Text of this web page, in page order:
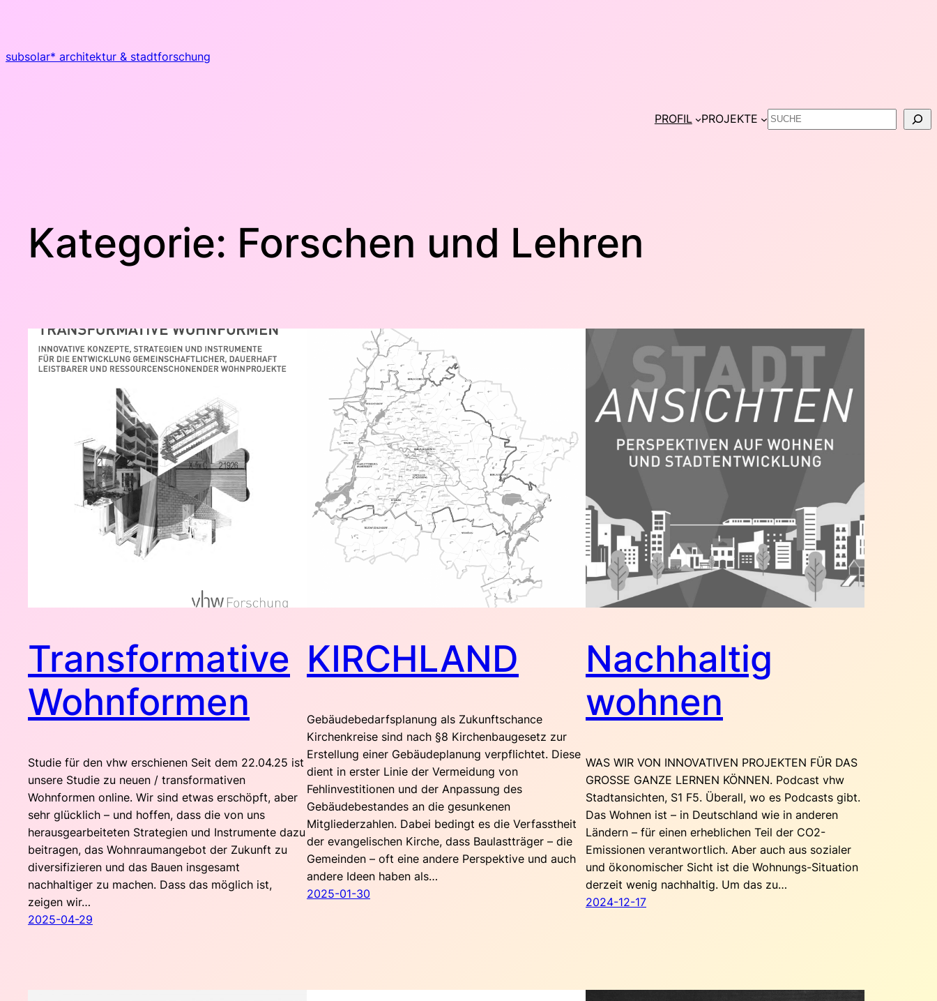
subsolar* architektur & stadtforschung
PROFIL PROJEKTE Suchen
Kategorie: Forschen und Lehren
Transformative
Wohnformen
Studie für den vhw erschienen Seit dem 22.04.25 ist
unsere Studie zu neuen / transformativen
Wohnformen online. Wir sind etwas erschöpft, aber
sehr glücklich – und hoffen, dass die von uns
herausgearbeiteten Strategien und Instrumente dazu
beitragen, das Wohnraumangebot der Zukunft zu
diversifizieren und das Bauen insgesamt
nachhaltiger zu machen. Dass das möglich ist,
zeigen wir…
2025-04-29
KIRCHLAND
Gebäudebedarfsplanung als Zukunftschance
Kirchenkreise sind nach §8 Kirchenbaugesetz zur
Erstellung einer Gebäudeplanung verpflichtet. Diese
dient in erster Linie der Vermeidung von
Fehlinvestitionen und der Anpassung des
Gebäudebestandes an die gesunkenen
Mitgliederzahlen. Dabei bedingt es die Verfasstheit
der evangelischen Kirche, dass Baulastträger – die
Gemeinden – oft eine andere Perspektive und auch
andere Ideen haben als…
2025-01-30
Nachhaltig
wohnen
WAS WIR VON INNOVATIVEN PROJEKTEN FÜR DAS
GROSSE GANZE LERNEN KÖNNEN. Podcast vhw
Stadtansichten, S1 F5. Überall, wo es Podcasts gibt.
Das Wohnen ist – in Deutschland wie in anderen
Ländern – für einen erheblichen Teil der CO2-
Emissionen verantwortlich. Aber auch aus sozialer
und ökonomischer Sicht ist die Wohnungs-Situation
derzeit wenig nachhaltig. Um das zu…
2024-12-17